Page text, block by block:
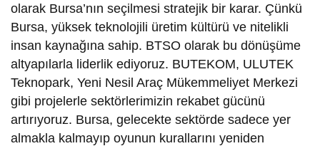
olarak Bursa’nın seçilmesi stratejik bir karar. Çünkü
Bursa, yüksek teknolojili üretim kültürü ve nitelikli
insan kaynağına sahip. BTSO olarak bu dönüşüme
altyapılarla liderlik ediyoruz. BUTEKOM, ULUTEK
Teknopark, Yeni Nesil Araç Mükemmeliyet Merkezi
gibi projelerle sektörlerimizin rekabet gücünü
artırıyoruz. Bursa, gelecekte sektörde sadece yer
almakla kalmayıp oyunun kurallarını yeniden